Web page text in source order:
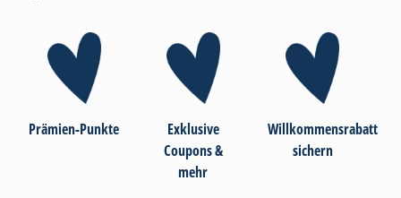
Prämien-Punkte
Exklusive
Coupons &
mehr
Willkommensrabatt
sichern